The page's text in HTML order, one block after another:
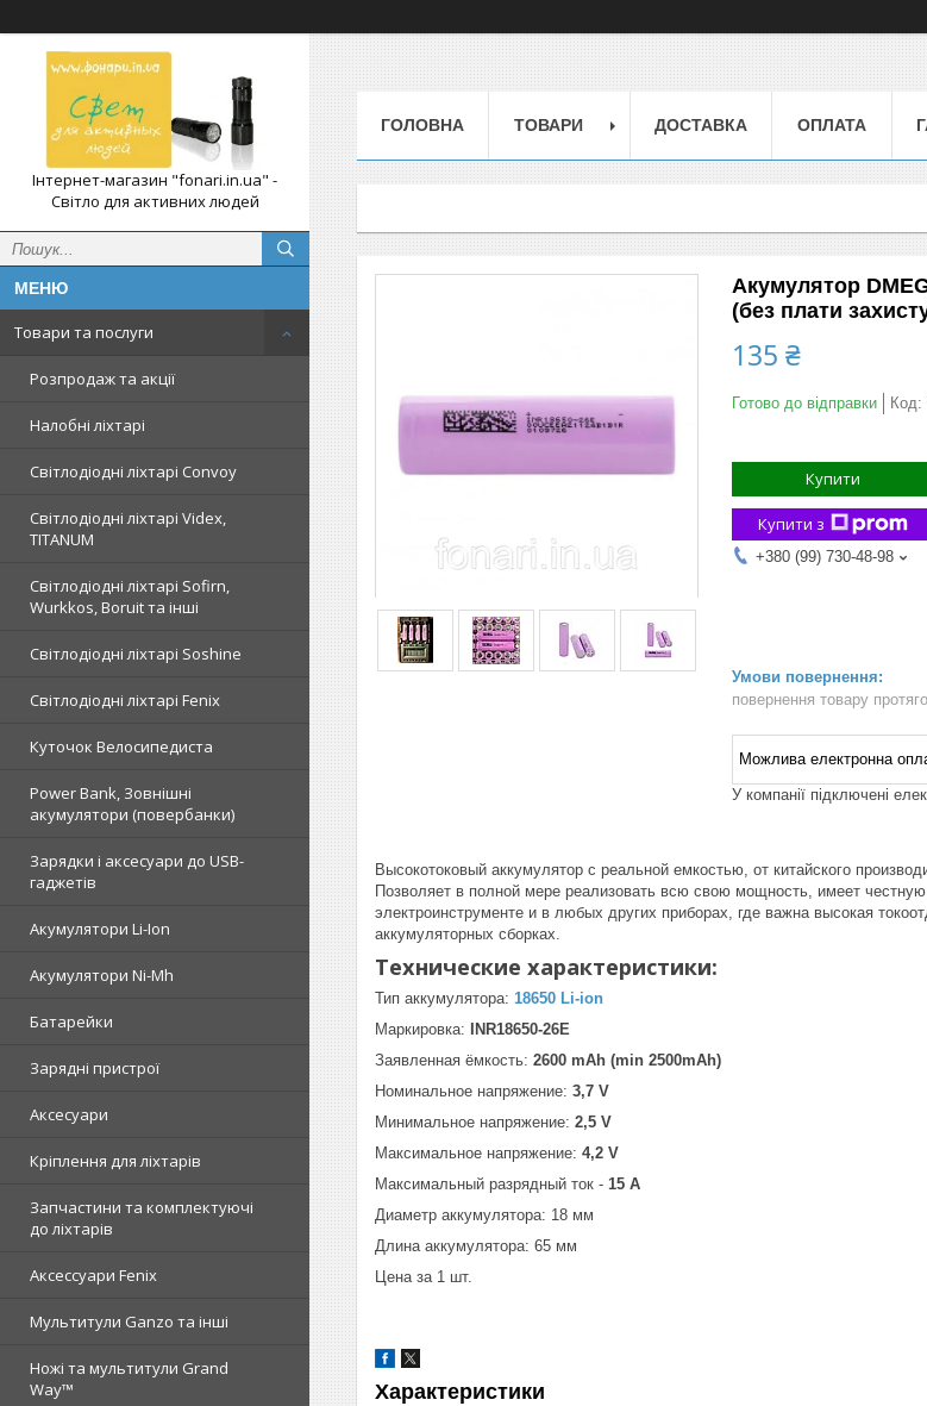
Інтернет-магазин "fonari.in.ua" -
Світло для активних людей
Товари та послуги
Розпродаж та акції
Налобні ліхтарі
Світлодіодні ліхтарі Convoy
Світлодіодні ліхтарі Videx,
TITANUM
Світлодіодні ліхтарі Sofirn,
Wurkkos, Boruit та інші
Світлодіодні ліхтарі Soshine
Світлодіодні ліхтарі Fenix
Куточок Велосипедиста
Power Bank, Зовнішні
акумулятори (повербанки)
Зарядки і аксесуари до USB-
гаджетів
Акумулятори Li-Ion
Акумулятори Ni-Mh
Батарейки
Зарядні пристрої
Аксесуари
Кріплення для ліхтарів
Запчастини та комплектуючі
до ліхтарів
Аксессуари Fenix
Мультитули Ganzo та інші
Ножі та мультитули Grand
Way™
ГОЛОВНА ТОВАРИ ДОСТАВКА ОПЛАТА
Акумулятор
(без плати
135 ₴
Готово до відправки Код:
Купити
Купити з
+380 (99) 730-48-98
повернення товару
У компанії підключені
Высокотоковый аккумулятор с реальной емкостью, от китайского
Позволяет в полной мере реализовать всю свою мощность, имеет
электроинструменте и в любых других приборах, где важна высокая
аккумуляторных сборках.
Технические характеристики:
Тип аккумулятора: 18650 Li-ion
Маркировка:
INR18650-26E
Заявленная ёмкость: 2600 mAh (min 2500mAh)
Номинальное напряжение: 3,7 V
Минимальное напряжение: 2,5 V
Максимальное напряжение: 4,2 V
Максимальный разрядный ток - 15 А
Диаметр аккумулятора: 18 мм
Длина аккумулятора: 65 мм
Цена за 1 шт.
Характеристики